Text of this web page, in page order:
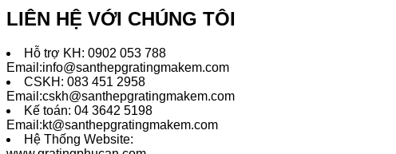
LIÊN HỆ VỚI CHÚNG TÔI
Hỗ trợ KH: 0902 053 788
Email:info@santhepgratingmakem.com
CSKH: 083 451 2958
Email:cskh@santhepgratingmakem.com
Kế toán: 04 3642 5198
Email:kt@santhepgratingmakem.com
Hệ Thống Website: